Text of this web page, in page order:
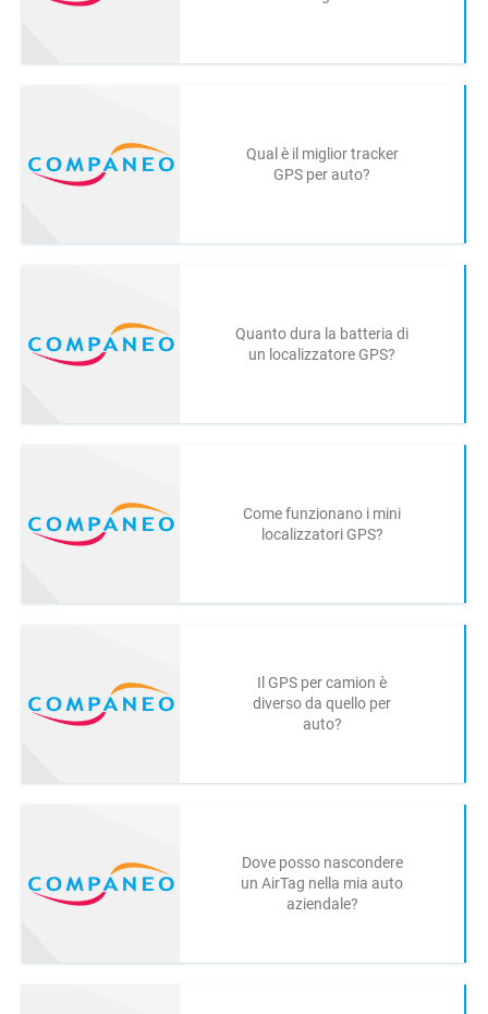
Qual è il miglior tracker
GPS per auto?
Quanto dura la batteria di
un localizzatore GPS?
Come funzionano i mini
localizzatori GPS?
Il GPS per camion è
diverso da quello per
auto?
Dove posso nascondere
un AirTag nella mia auto
aziendale?